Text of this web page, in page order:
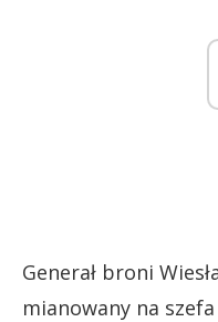
Generał broni
mianowany na